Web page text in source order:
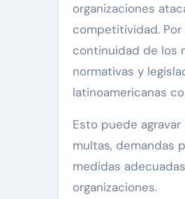
organizaciones
competitividad.
continuidad de los
normativas y
latinoamericanas
Esto puede
multas, demandas
medidas
organizaciones.